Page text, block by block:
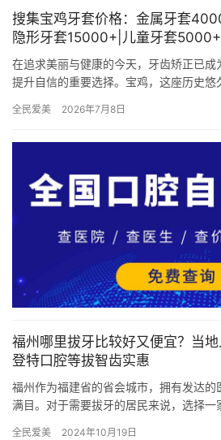
搜集宝鸡牙套价格：金属牙套
隐形牙套15000+|儿童牙套5000+
在追求美丽与健康的今天，牙齿矫正已成
提升自信的重要选择。宝鸡，这座历史悠
格究竟…
全民爱美 2026年7月8日
福州哪里拔牙比较好又便宜？当地
登特口腔等拔智齿实惠
福州作为福建省的省会城市，拥有发达的
满目。对于需要拔牙的居民来说，选择
全民爱美 2024年10月19日